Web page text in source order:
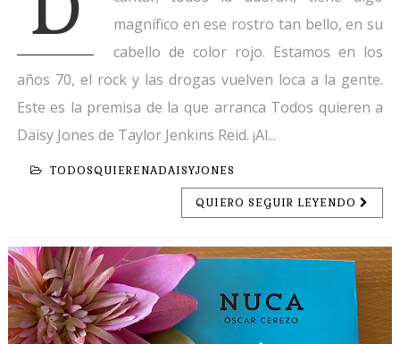
magnífico en ese rostro tan bello, en su
cabello de color rojo. Estamos en los
años 70, el rock y las drogas vuelven loca a la gente.
Este es la premisa de la que arranca Todos quieren a
Daisy Jones de Taylor Jenkins Reid. ¡Al...
TODOSQUIERENADAISYJONES
QUIERO SEGUIR LEYENDO